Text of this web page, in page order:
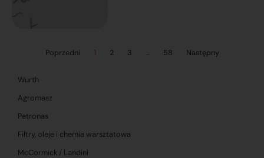
Wurth
Agromasz
Petronas
Filtry, oleje i chemia warsztatowa
McCormick / Landini
Poprzedni 1 2 3 … 58 Następny